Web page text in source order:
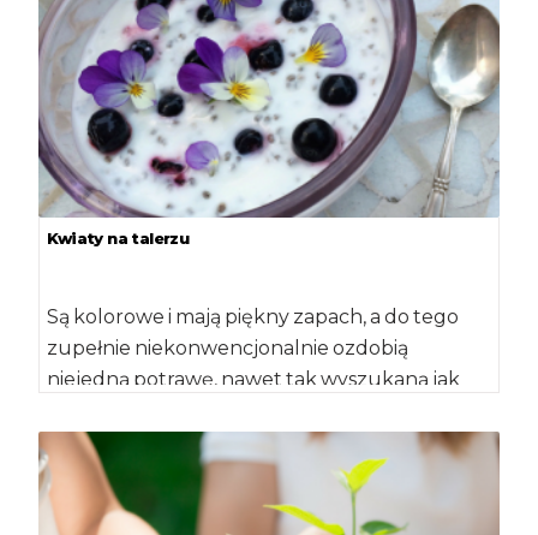
Kwiaty na talerzu
Są kolorowe i mają piękny zapach, a do tego
zupełnie niekonwencjonalnie ozdobią
niejedną potrawę, nawet tak wyszukaną jak